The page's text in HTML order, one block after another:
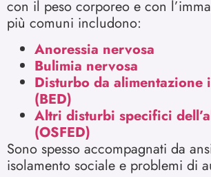
con il peso corporeo e con
più comuni includono:
Anoressia nervosa
Bulimia nervosa
Disturbo da alimentazione
(BED)
Altri disturbi specifici
(OSFED)
Sono spesso accompagnati da
isolamento sociale e problemi di